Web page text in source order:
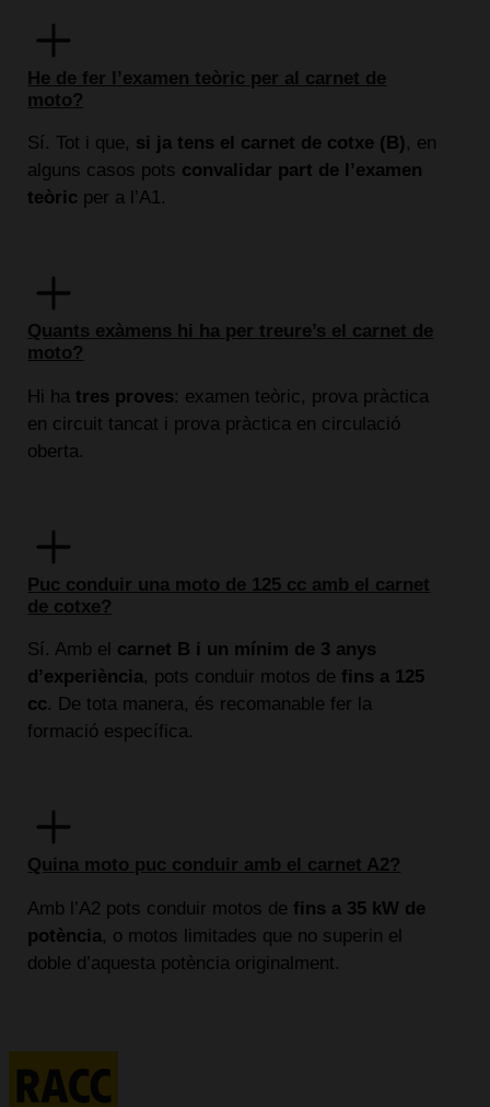
He de fer l’examen teòric per al carnet de
moto?
Sí. Tot i que, si ja tens el carnet de cotxe (B), en
alguns casos pots convalidar part de l’examen
teòric per a l’A1.
Quants exàmens hi ha per treure’s el carnet de
moto?
Hi hatres proves: examen teòric, prova pràctica
en circuit tancat i prova pràctica en circulació
oberta.
Puc conduir una moto de 125 cc amb el carnet
de cotxe?
Sí. Amb el carnet B i un mínim de 3 anys
d’experiència, pots conduir motos de fins a 125
cc. De tota manera, és recomanable fer la
formació específica.
Quina moto puc conduir amb el carnet A2?
Amb l’A2 pots conduir motos de fins a 35 kW de
potència, o motos limitades que no superin el
doble d’aquesta potència originalment.